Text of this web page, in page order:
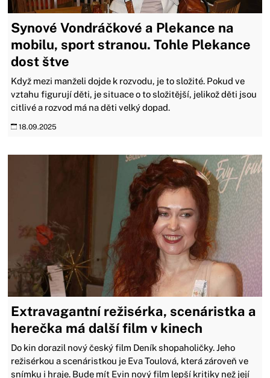
Synové Vondráčkové a Plekance na
mobilu, sport stranou. Tohle Plekance
dost štve
Když mezi manželi dojde k rozvodu, je to složité. Pokud ve
vztahu figurují děti, je situace o to složitější, jelikož děti jsou
citlivé a rozvod má na děti velký dopad.
18.09.2025
Extravagantní režisérka, scenáristka a
herečka má další film v kinech
Do kin dorazil nový český film Deník shopaholičky. Jeho
režisérkou a scenáristkou je Eva Toulová, která zároveň ve
snímku i hraje. Bude mít Evin nový film lepší kritiky než její